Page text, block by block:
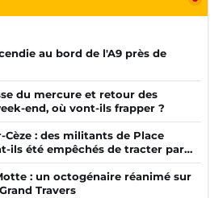
au bord de l'A9 près de
du mercure et retour des
end, où vont-ils frapper ?
Cèze : des militants de Place
ils été empêchés de tracter par
: un octogénaire réanimé sur
Travers